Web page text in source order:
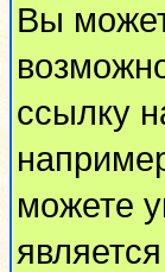
Вы
ссылку
можете